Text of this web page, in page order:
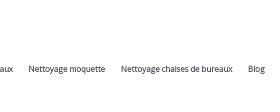
Nettoyage moquette Nettoyage chaises de bureaux Blog